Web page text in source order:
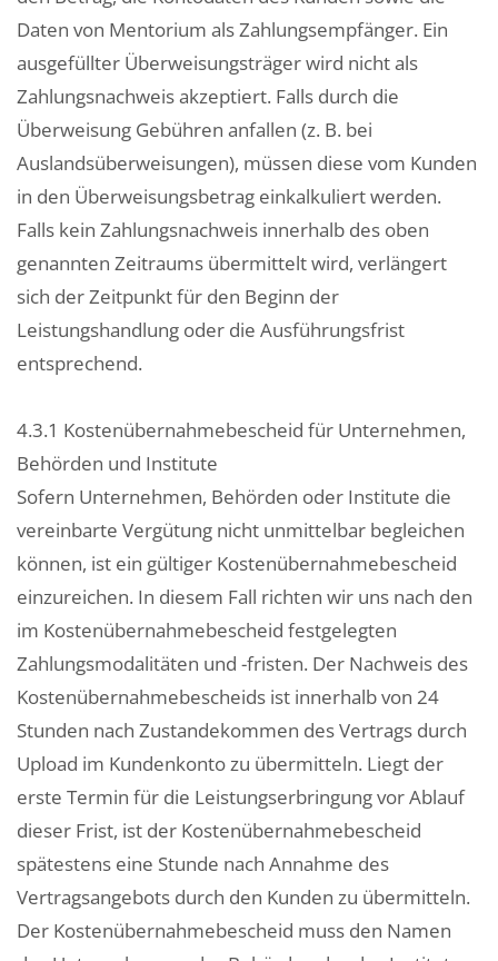
Daten von Mentorium als Zahlungsempfänger. Ein
ausgefüllter Überweisungsträger wird nicht als
Zahlungsnachweis akzeptiert. Falls durch die
Überweisung Gebühren anfallen (z. B. bei
Auslandsüberweisungen), müssen diese vom Kunden
in den Überweisungsbetrag einkalkuliert werden.
Falls kein Zahlungsnachweis innerhalb des oben
genannten Zeitraums übermittelt wird, verlängert
sich der Zeitpunkt für den Beginn der
Leistungshandlung oder die Ausführungsfrist
entsprechend.
4.3.1 Kostenübernahmebescheid für Unternehmen,
Behörden und Institute
Sofern Unternehmen, Behörden oder Institute die
vereinbarte Vergütung nicht unmittelbar begleichen
können, ist ein gültiger Kostenübernahmebescheid
einzureichen. In diesem Fall richten wir uns nach den
im Kostenübernahmebescheid festgelegten
Zahlungsmodalitäten und -fristen. Der Nachweis des
Kostenübernahmebescheids ist innerhalb von 24
Stunden nach Zustandekommen des Vertrags durch
Upload im Kundenkonto zu übermitteln. Liegt der
erste Termin für die Leistungserbringung vor Ablauf
dieser Frist, ist der Kostenübernahmebescheid
spätestens eine Stunde nach Annahme des
Vertragsangebots durch den Kunden zu übermitteln.
Der Kostenübernahmebescheid muss den Namen